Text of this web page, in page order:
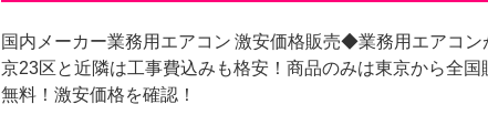
国内メーカー業務用エアコン 激安価格販売◆業務用エアコン
京23区と近隣は工事費込みも格安！商品のみは東京から全国
無料！激安価格を確認！